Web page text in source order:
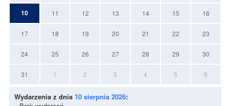
10 11 12 13 14 15 16
17 18 19 20 21 22 23
24 25 26 27 28 29 30
31 1 2 3 4 5 6
Wydarzenia z dnia 10 sierpnia 2026: